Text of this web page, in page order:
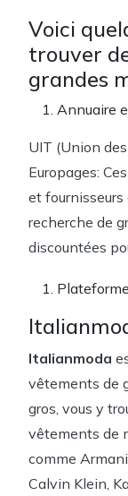
Voici
trouver
grandes
Annuaire
UIT (Union
Europages:
et
recherche de
discountées
Italianmoda
vêtements de
gros, vous y
vêtements de
comme
Calvin Klein,